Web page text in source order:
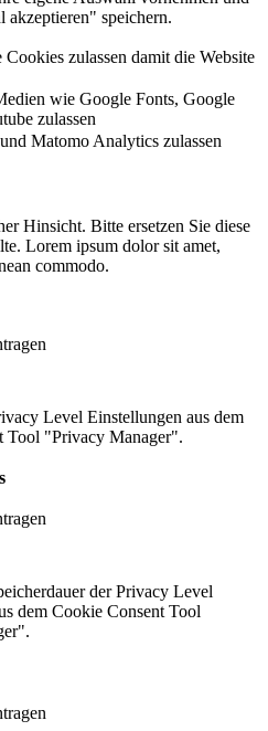
speichern.
zulassen damit die Website
wie Google Fonts, Google
zulassen
Matomo Analytics zulassen
Hinsicht. Bitte ersetzen Sie diese
Lorem ipsum dolor sit amet,
commodo.
Level Einstellungen aus dem
Tool "Privacy Manager".
der Privacy Level
dem Cookie Consent Tool